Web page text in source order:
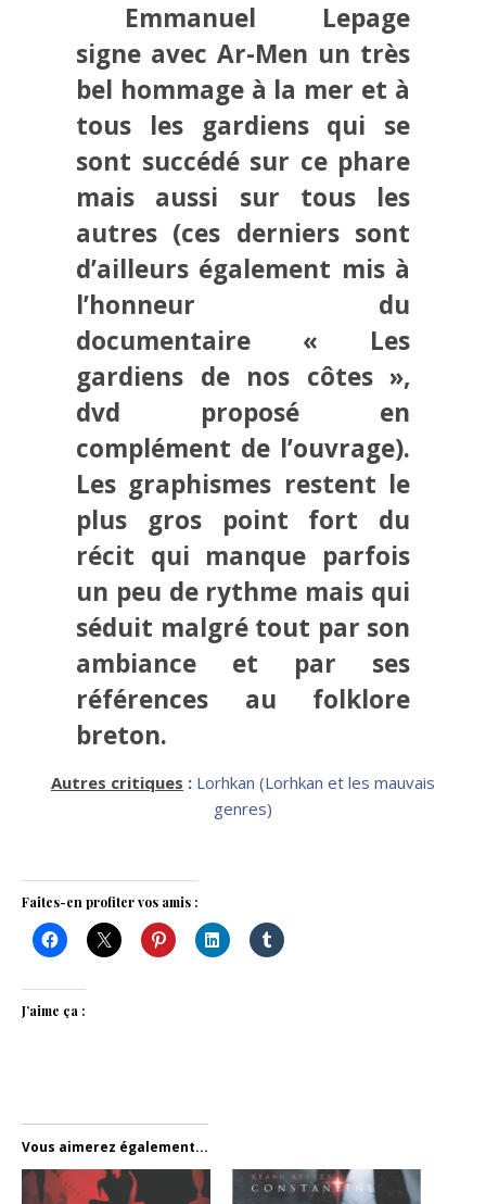
Emmanuel Lepage
signe avec Ar-Men un très
bel hommage à la mer et à
tous les gardiens qui se
sont succédé sur ce phare
mais aussi sur tous les
autres (ces derniers sont
d’ailleurs également mis à
l’honneur du
documentaire « Les
gardiens de nos côtes »,
dvd proposé en
complément de l’ouvrage).
Les graphismes restent le
plus gros point fort du
récit qui manque parfois
un peu de rythme mais qui
séduit malgré tout par son
ambiance et par ses
références au folklore
breton.
Autres critiques : Lorhkan (Lorhkan et les mauvais
genres)
Faites-en profiter vos amis :
J’aime ça :
Vous aimerez également...